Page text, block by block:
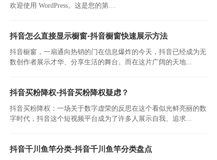
欢迎使用 WordPress。这是您的第…
抖音怎么直接显示橱窗-抖音橱窗快速展示方法
抖音橱窗，一扇通向热销的门在信息爆炸的今天，抖音已经成为无
数创作者展示才华、分享生活的舞台。而在这片广阔的天地...
抖音买粉降权-抖音买粉降权疑虑？
抖音买粉降权：一场关于数字虚荣的反思在这个看似光鲜亮丽的数
字时代，抖音这个短视频平台成为了许多人展示自我、追求...
抖音千川鱼竿分类-抖音千川鱼竿分类盘点